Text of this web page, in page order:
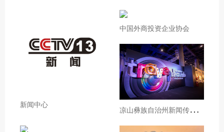
新闻中心
中国外商投资企业协会
凉
山彝族自治州新闻传媒中心凉山州广电融媒体提升项目竞争性谈判公告